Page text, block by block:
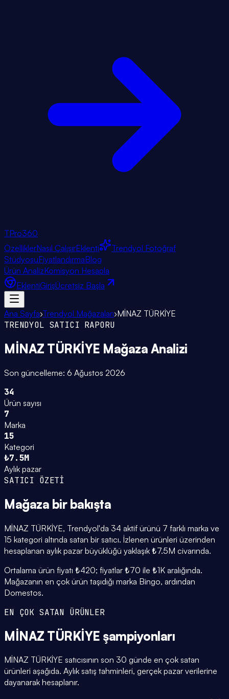
TPro360
ÖzelliklerNasıl ÇalışırEklenti
Trendyol Fotoğraf
StüdyosuFiyatlandırmaBlog
Ürün AnalizKomisyon Hesapla
EklentiGirişÜcretsiz Başla
Ana Sayfa›Trendyol Mağazaları›MİNAZ TÜRKİYE
TRENDYOL SATICI RAPORU
MİNAZ TÜRKİYE Mağaza Analizi
Son güncelleme: 6 Ağustos 2026
34
Ürün sayısı
7
Marka
15
Kategori
₺7.5M
Aylık pazar
SATICI ÖZETİ
Mağaza bir bakışta
MİNAZ TÜRKİYE, Trendyol'da 34 aktif ürünü 7 farklı marka ve
15 kategori altında satan bir satıcı. İzlenen ürünleri üzerinden
hesaplanan aylık pazar büyüklüğü yaklaşık ₺7.5M civarında.
Ortalama ürün fiyatı ₺420; fiyatlar ₺70 ile ₺1K aralığında.
Mağazanın en çok ürün taşıdığı marka Bingo, ardından
Domestos.
EN ÇOK SATAN ÜRÜNLER
MİNAZ TÜRKİYE şampiyonları
MİNAZ TÜRKİYE satıcısının son 30 günde en çok satan
ürünleri aşağıda. Aylık satış tahminleri, gerçek pazar verilerine
dayanarak hesaplanır.